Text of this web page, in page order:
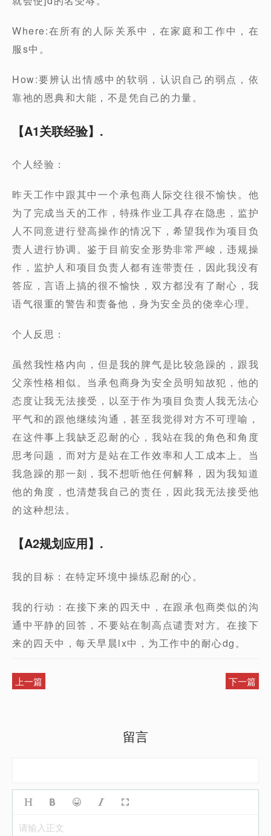
Where:在所有的人际关系中，在家庭和工作中，在
服s中。
How:要辨认出情感中的软弱，认识自己的弱点，依
靠祂的恩典和大能，不是凭自己的力量。
【A1关联经验】 .
个人经验：
昨天工作中跟其中一个承包商人际交往很不愉快。他
为了完成当天的工作，特殊作业工具存在隐患，监护
人不同意进行登高操作的情况下，希望我作为项目负
责人进行协调。鉴于目前安全形势非常严峻，违规操
作，监护人和项目负责人都有连带责任，因此我没有
答应，言语上搞的很不愉快，双方都没有了耐心，我
语气很重的警告和责备他，身为安全员的侥幸心理。
个人反思：
虽然我性格内向，但是我的脾气是比较急躁的，跟我
父亲性格相似。当承包商身为安全员明知故犯，他的
态度让我无法接受，以至于作为项目负责人我无法心
平气和的跟他继续沟通，甚至我觉得对方不可理喻，
在这件事上我缺乏忍耐的心，我站在我的角色和角度
思考问题，而对方是站在工作效率和人工成本上。当
我急躁的那一刻，我不想听他任何解释，因为我知道
他的角度，也清楚我自己的责任，因此我无法接受他
的这种想法。
【A2规划应用】.
我的目标：在特定环境中操练忍耐的心。
我的行动：在接下来的四天中，在跟承包商类似的沟
通中平静的回答，不要站在制高点谴责对方。在接下
来的四天中，每天早晨lx中，为工作中的耐心dg。
上一篇 下一篇
留言
请输入正文